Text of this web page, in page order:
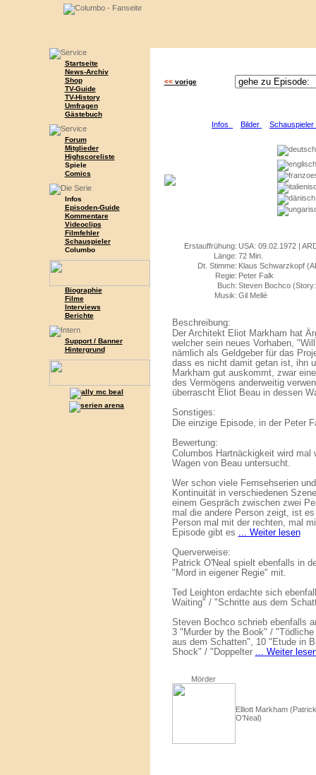
Startseite
News-Archiv
Shop
TV-Guide
TV-History
Umfragen
Gästebuch
Forum
Mitglieder
Highscoreliste
Spiele
Comics
Infos
Episoden-Guide
Kommentare
Videoclips
Filmfehler
Schauspieler
Columbo
Biographie
Filme
Interviews
Berichte
Support / Banner
Hintergrund
<<vorige
Infos Bilder
Erstauffrühung: USA: 09.02.1972 |
Länge: 72 Min.
Dt. Stimme: Klaus Schwarzkopf
Regie: Peter Falk
Buch: Steven Bochco
Musik: Gil Mellé
Beschreibung:
Der Architekt Eliot Markham hat
welcher sein neues Vorhaben,
nämlich als Geldgeber für das
dass es nicht damit getan ist, ihn
Markham gut auskommt, zwar
des Vermögens anderweitig
überrascht Eliot Beau in dessen
Sonstiges:
Die einzige Episode, in der Peter
Bewertung:
Columbos Hartnäckigkeit wird
Wagen von Beau untersucht.
Wer schon viele Fernsehserien
Kontinuität in verschiedenen
einem Gespräch zwischen zwei
mal die andere Person zeigt, ist
Person mal mit der rechten, mal
Episode gibt es ... Weiter lesen
Querverweise:
Patrick O'Neal spielt ebenfalls in
"Mord in eigener Regie" mit.
Ted Leighton erdachte sich
Waiting" / "Schritte aus dem
Steven Bochco schrieb ebenfalls
3 "Murder by the Book" /
aus dem Schatten", 10 "Etude in
Shock" / "Doppelter ... Weiter
Mörder
Elliott Markham (Patrick
O'Neal)